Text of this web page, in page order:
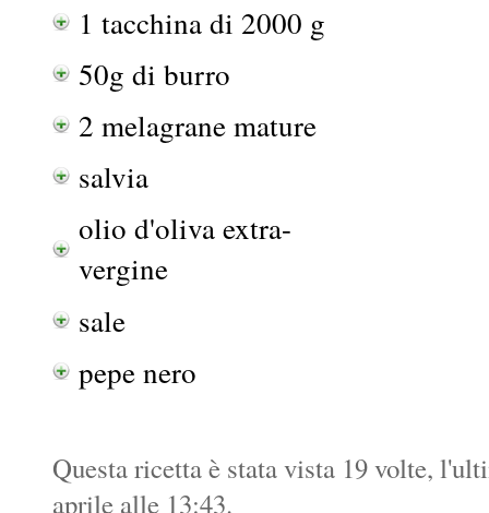
1 tacchina di 2000 g
50g di burro
2 melagrane mature
salvia
olio d'oliva extra-
vergine
sale
pepe nero
Questa ricetta è stata vista 19 volte,
aprile alle 13:43.